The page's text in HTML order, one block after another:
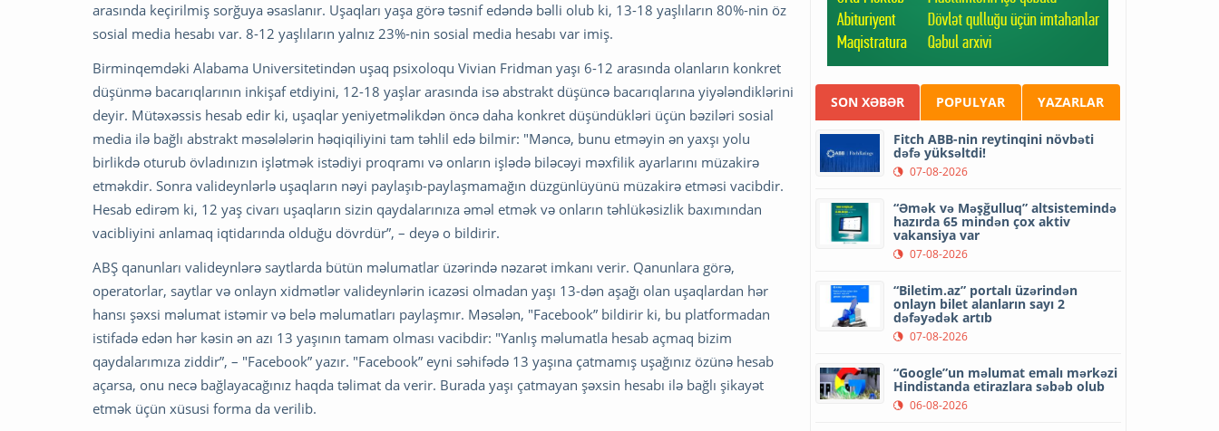
arasında keçirilmiş sorğuya əsaslanır. Uşaqları yaşa görə təsnif edəndə bəlli olub ki, 13-18 yaşlıların 80%-nin öz
sosial media hesabı var. 8-12 yaşlıların yalnız 23%-nin sosial media hesabı var imiş.
Birminqemdəki Alabama Universitetindən uşaq psixoloqu Vivian Fridman yaşı 6-12 arasında olanların konkret
düşünmə bacarıqlarının inkişaf etdiyini, 12-18 yaşlar arasında isə abstrakt düşüncə bacarıqlarına yiyələndiklərini
deyir. Mütəxəssis hesab edir ki, uşaqlar yeniyetməlikdən öncə daha konkret düşündükləri üçün bəziləri sosial
media ilə bağlı abstrakt məsələlərin həqiqiliyini tam təhlil edə bilmir: "Məncə, bunu etməyin ən yaxşı yolu
birlikdə oturub övladınızın işlətmək istədiyi proqramı və onların işlədə biləcəyi məxfilik ayarlarını müzakirə
etməkdir. Sonra valideynlərlə uşaqların nəyi paylaşıb-paylaşmamağın düzgünlüyünü müzakirə etməsi vacibdir.
Hesab edirəm ki, 12 yaş civarı uşaqların sizin qaydalarınıza əməl etmək və onların təhlükəsizlik baxımından
vacibliyini anlamaq iqtidarında olduğu dövrdür”, – deyə o bildirir.
ABŞ qanunları valideynlərə saytlarda bütün məlumatlar üzərində nəzarət imkanı verir. Qanunlara görə,
operatorlar, saytlar və onlayn xidmətlər valideynlərin icazəsi olmadan yaşı 13-dən aşağı olan uşaqlardan hər
hansı şəxsi məlumat istəmir və belə məlumatları paylaşmır. Məsələn, "Facebook” bildirir ki, bu platformadan
istifadə edən hər kəsin ən azı 13 yaşının tamam olması vacibdir: "Yanlış məlumatla hesab açmaq bizim
qaydalarımıza ziddir”, – "Facebook” yazır. "Facebook” eyni səhifədə 13 yaşına çatmamış uşağınız özünə hesab
açarsa, onu necə bağlayacağınız haqda təlimat da verir. Burada yaşı çatmayan şəxsin hesabı ilə bağlı şikayət
etmək üçün xüsusi forma da verilib.
SON XƏBƏR POPULYAR YAZARLAR
Fitch ABB-nin reytinqini növbəti
dəfə yüksəltdi!
07-08-2026
“Əmək və Məşğulluq” altsistemində
hazırda 65 mindən çox aktiv
vakansiya var
07-08-2026
“Biletim.az” portalı üzərindən
onlayn bilet alanların sayı 2
dəfəyədək artıb
07-08-2026
“Google”un məlumat emalı mərkəzi
Hindistanda etirazlara səbəb olub
06-08-2026